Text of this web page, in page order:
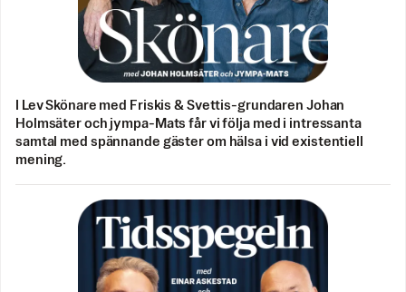
I Lev Skönare med Friskis & Svettis-grundaren Johan
Holmsäter och jympa-Mats får vi följa med i intressanta
samtal med spännande gäster om hälsa i vid existentiell
mening.